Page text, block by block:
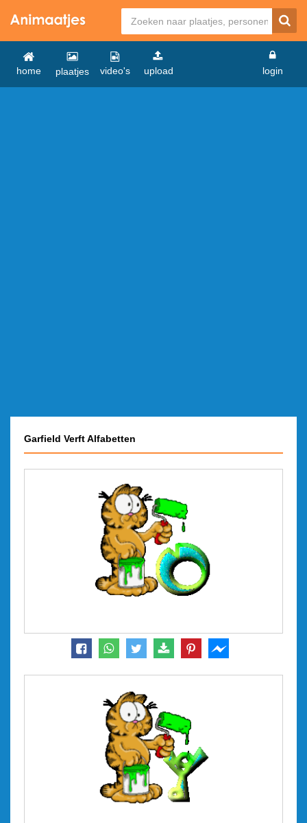
home plaatjes video's upload login
Garfield Verft Alfabetten